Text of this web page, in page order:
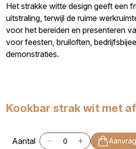
Het strakke witte design geeft een
uitstraling, terwijl de ruime
voor het bereiden en presenteren
voor feesten, bruiloften,
demonstraties.
Kookbar strak wit met
Aantal